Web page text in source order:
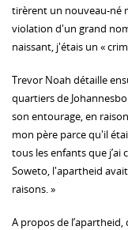
tirèrent un nouveau-né
violation d'un grand
naissant, j'étais un «
Trevor Noah détaille
quartiers de
son entourage, en
mon père parce qu'il
tous les enfants que
Soweto, l'apartheid
raisons. »
A propos de l’apartheid,